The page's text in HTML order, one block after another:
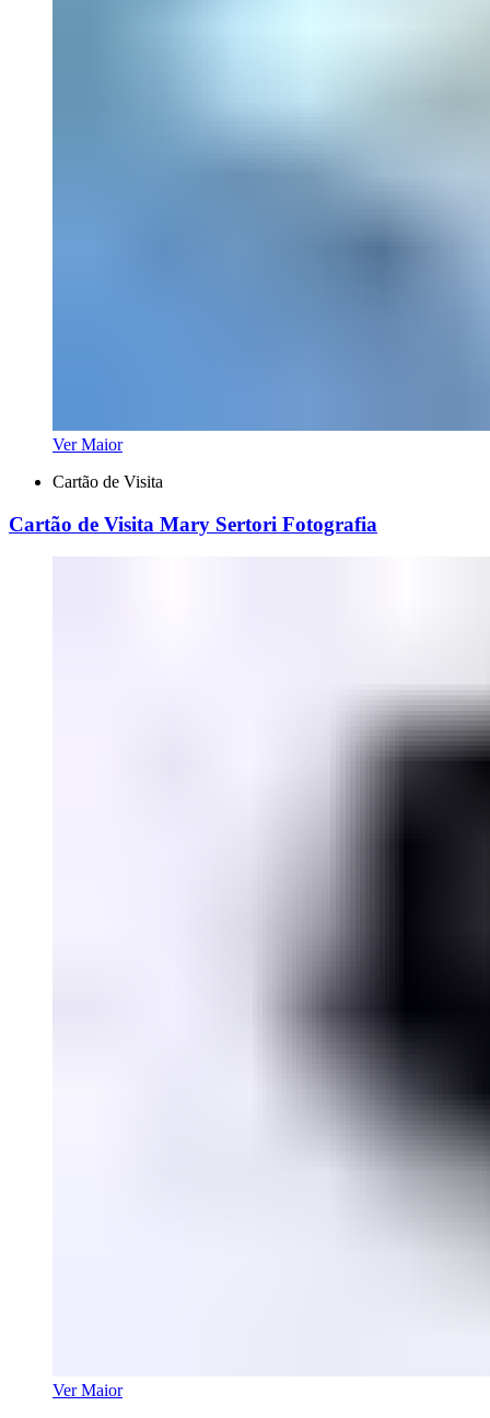
Ver Maior
Cartão de Visita
Cartão de Visita Mary Sertori Fotografia
Ver Maior